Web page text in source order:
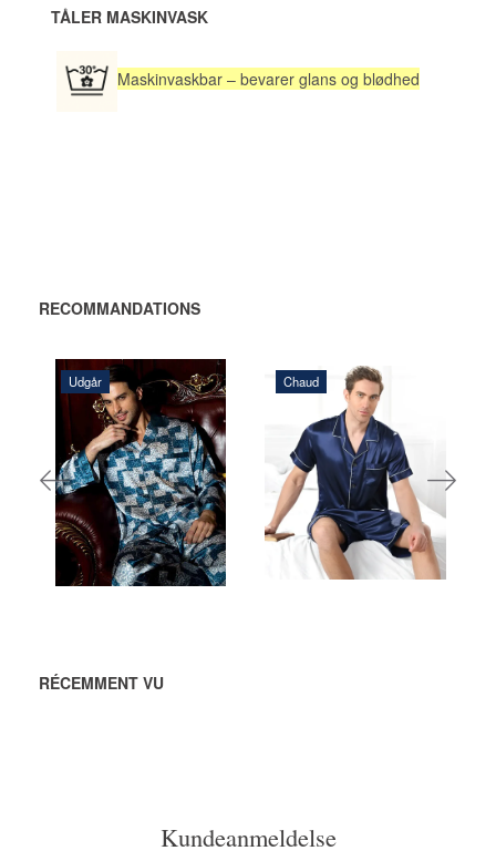
TÅLER MASKINVASK
Maskinvaskbar – bevarer glans og blødhed
RECOMMANDATIONS
Udgår
1.925,00 DKK
AJOUTER AU
PANIER
Chaud
1.320,00 DKK
AJOUTER
AU
PANIER
RÉCEMMENT VU
Kundeanmeldelse